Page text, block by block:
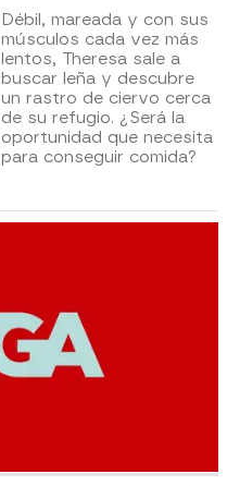
Débil, mareada y con sus
músculos cada vez más
lentos, Theresa sale a
buscar leña y descubre
un rastro de ciervo cerca
de su refugio. ¿Será la
oportunidad que necesita
para conseguir comida?